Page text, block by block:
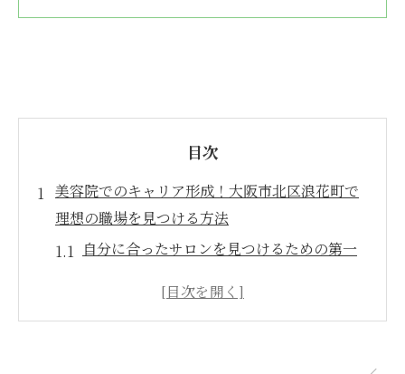
目次
美容院でのキャリア形成！大阪市北区浪花町で
理想の職場を見つける方法
自分に合ったサロンを見つけるための第一